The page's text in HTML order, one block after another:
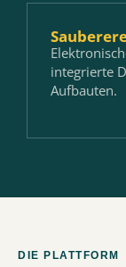
integrierte
Aufbauten.
DIE PLATTFORM